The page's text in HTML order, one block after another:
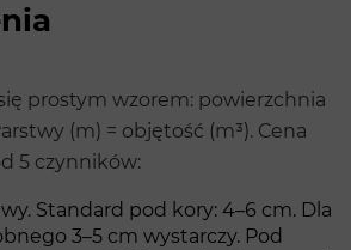
się prostym wzorem: powierzchnia
(m) = objętość (m³). Cena
5 czynników:
Standard pod kory: 4–6 cm. Dla
3–5 cm wystarczy. Pod